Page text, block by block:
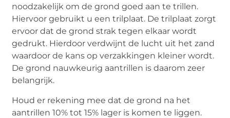
noodzakelijk om de grond goed aan te trillen.
Hiervoor gebruikt u een trilplaat. De trilplaat zorgt
ervoor dat de grond strak tegen elkaar wordt
gedrukt. Hierdoor verdwijnt de lucht uit het zand
waardoor de kans op verzakkingen kleiner wordt.
De grond nauwkeurig aantrillen is daarom zeer
belangrijk.
Houd er rekening mee dat de grond na het
aantrillen 10% tot 15% lager is komen te liggen.